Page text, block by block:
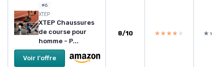
#6
XTEP
XTEP Chaussures
de course pour
homme - P...
Voir l'offre
8/10 ★★★★★
★★★★★